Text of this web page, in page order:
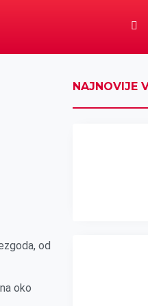
od
oko
NAJNOVIJE